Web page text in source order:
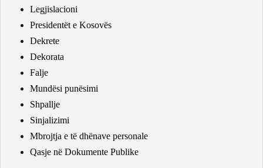
Legjislacioni
Presidentët e Kosovës
Dekrete
Dekorata
Falje
Mundësi punësimi
Shpallje
Sinjalizimi
Mbrojtja e të dhënave personale
Qasje në Dokumente Publike